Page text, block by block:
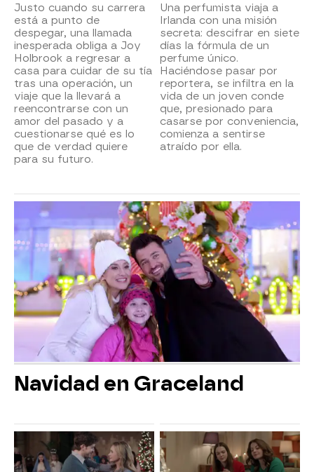
Justo cuando su carrera
está a punto de
despegar, una llamada
inesperada obliga a Joy
Holbrook a regresar a
casa para cuidar de su tía
tras una operación, un
viaje que la llevará a
reencontrarse con un
amor del pasado y a
cuestionarse qué es lo
que de verdad quiere
para su futuro.
Una perfumista viaja a
Irlanda con una misión
secreta: descifrar en siete
días la fórmula de un
perfume único.
Haciéndose pasar por
reportera, se infiltra en la
vida de un joven conde
que, presionado para
casarse por conveniencia,
comienza a sentirse
atraído por ella.
Navidad en Graceland